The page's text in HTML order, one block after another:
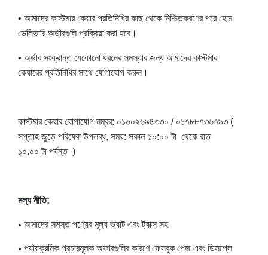
• আমাদের কাস্টমার কেয়ার প্রতিনিধির কাছ থেকে নিশ্চিতকরণের পরে হোম
ডেলিভারি অর্ডারগুলি প্রক্রিয়া করা হবে।
• অর্ডার সংক্রান্ত যেকোনো ধরনের সমস্যার জন্য আমাদের কাস্টমার
কেয়ারেরপ্রতিনিধিরসাথে যোগাযোগ করুন।
কাস্টমার কেয়ার যোগাযোগ নম্বর: ০১৬০২৬৯৪৩৩০ / ০১৭৮৮৭৩৬৭৯৩ (
সপ্তাহ জুড়ে পরিষেবা উপলব্ধ, সময়: সকাল ১০:০০ টা থেকে রাত
১০.০০টা পর্যন্ত )
মল্য নীতি:
• আমাদের সমস্ত পণ্যের মূল্য ভ্যাট এবং ট্যাক্স সহ
• পর্যায়ক্রমিক প্রচারমূলক অফারগুলির কারণে ফেসবুক পেজ এবং ডিসপ্লে